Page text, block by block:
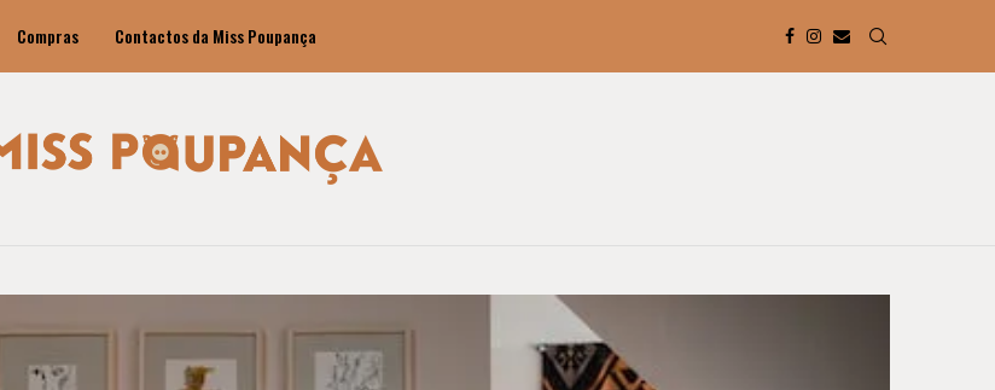
Compras Contactos da Miss Poupança